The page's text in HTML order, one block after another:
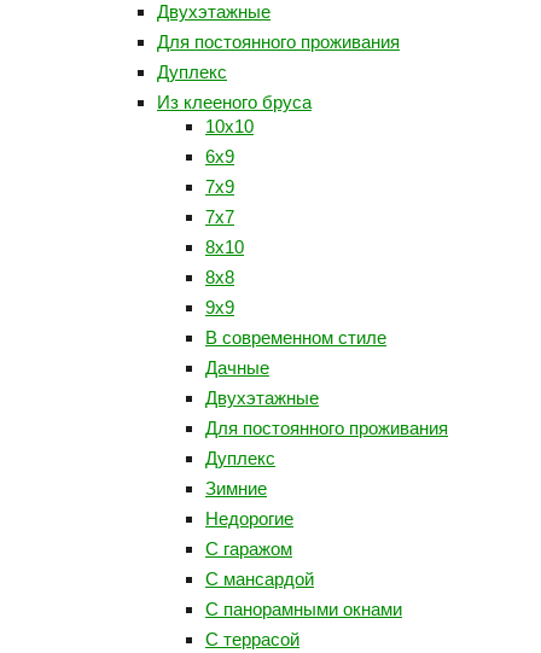
Двухэтажные
Для постоянного проживания
Дуплекс
Из клееного бруса
10х10
6х9
7x9
7х7
8х10
8х8
9х9
В современном стиле
Дачные
Двухэтажные
Для постоянного проживания
Дуплекс
Зимние
Недорогие
С гаражом
С мансардой
С панорамными окнами
С террасой